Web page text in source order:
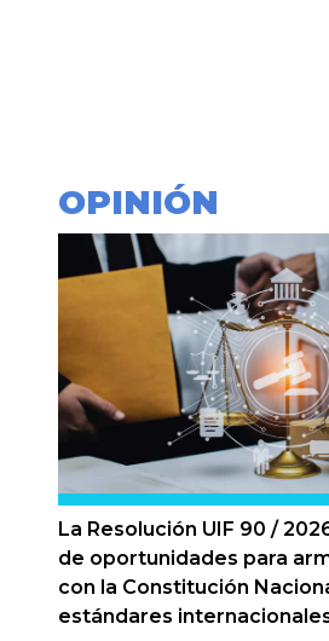
OPINIÓN
La Resolución UIF 90 /
de oportunidades para
con la Constitución
estándares